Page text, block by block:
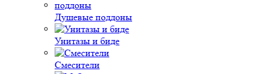
Душевые поддоны
Унитазы и биде
Смесители